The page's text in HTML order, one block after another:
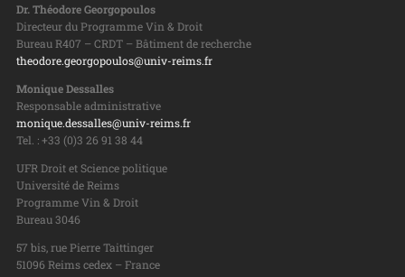
Dr. Théodore Georgopoulos
Directeur du Programme Vin & Droit
Bureau R407 – CRDT – Bâtiment de recherche
theodore.georgopoulos@univ-reims.fr
Monique Dessalles
Responsable administrative
monique.dessalles@univ-reims.fr
Tel. : +33 (0)3 26 91 38 44
UFR Droit et Science politique
Université de Reims
Programme Vin & Droit
Bureau 3046
57 bis, rue Pierre Taittinger
51096 Reims cedex – France